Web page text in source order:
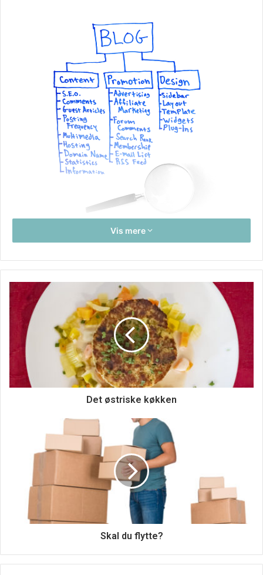
Så du vil gerne starte en blog, men du ved ikke, hvor du
skal begynde. At skrive en blog kan virke som en
skræmmende opgave, men det behøver det ikke at være.
Hvis du følger disse fem nemme trin, er du godt på vej til
at skabe indhold, der er informativt, engagerende og
vigtigst af alt, læsbart.
1. Vælg dit emne
Det første skridt til at skrive en god blog er at vælge et
emne, som du brænder for. Det kan være alt fra mode til
mad og rejser; så længe du har noget at sige om det, er du
sikker. Når du har valgt dit emne, skal du sørge for at lave
noget research, så dine blogindlæg er velinformerede og
præcise
2. Find din stemme
Nu, hvor du har valgt dit emne, er det tid til at begynde at
skrive! Men før du begynder at skrive indlæg efter indlæg,
Vis mere
Det østriske køkken
Skal du flytte?